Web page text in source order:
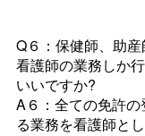
Q６：保健師、助産
看護師の業務しか
いいですか?
A６：全ての免許
る業務を看護師と